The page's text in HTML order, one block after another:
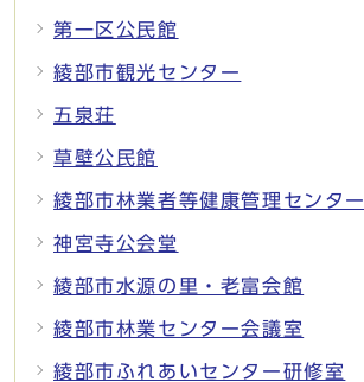
第一区公民館
綾部市観光センター
五泉荘
草壁公民館
綾部市林業者等健康管理センター
神宮寺公会堂
綾部市水源の里・老富会館
綾部市林業センター会議室
綾部市ふれあいセンター研修室